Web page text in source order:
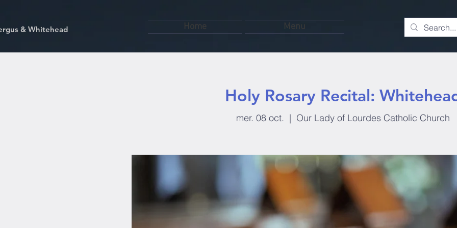
& Whitehead Home Menu
Holy Rosary Recital:
mer. 08 oct.
  |
Our Lady of Lourdes Catholic Church